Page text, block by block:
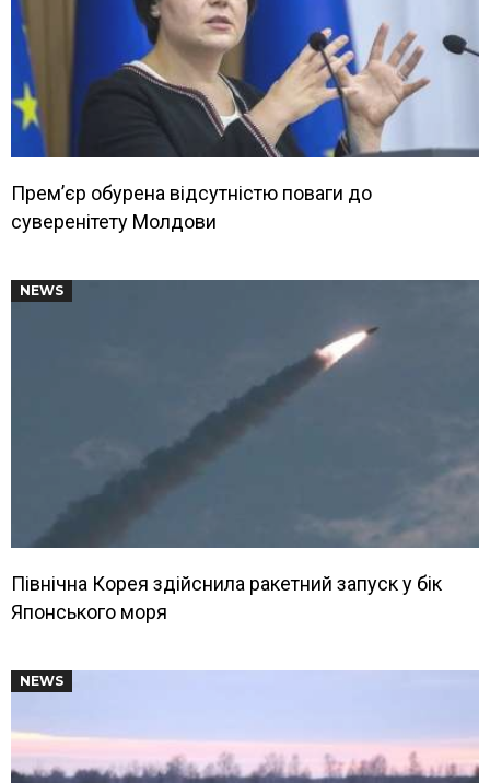
Прем’єр обурена відсутністю поваги до
суверенітету Молдови
NEWS
Північна Корея здійснила ракетний запуск у бік
Японського моря
NEWS